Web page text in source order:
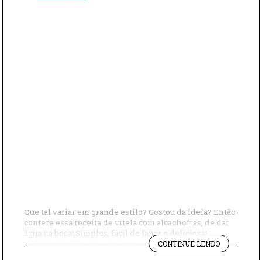
Que tal variar em grande estilo? Gostou da ideia? Então
confere essa receita de vitela com alcachofras, de dar
água na boca! Simples, fácil de fazer e deliciosa!
INGREDIENTES: 150ml de Azeite 8 Bifes de Vitela 1
pacote de Coração de Alcachofra Congelado (mais ou
CONTINUE LENDO"COMO
FAZER